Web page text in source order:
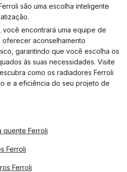
são uma escolha inteligente
você encontrará uma equipe de
aconselhamento
garantindo que você escolha os
às suas necessidades. Visite
como os radiadores Ferroli
e a eficiência do seu projeto de
quente Ferroli
Ferroli
Ferroli